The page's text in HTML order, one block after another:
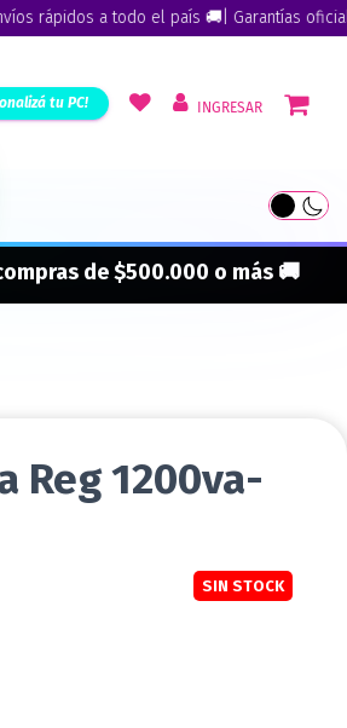
rápidos a todo el país 🚚| Garantías
tu PC! INGRESAR
de $500.000 o más 🚚
Reg 1200va-
SIN STOCK